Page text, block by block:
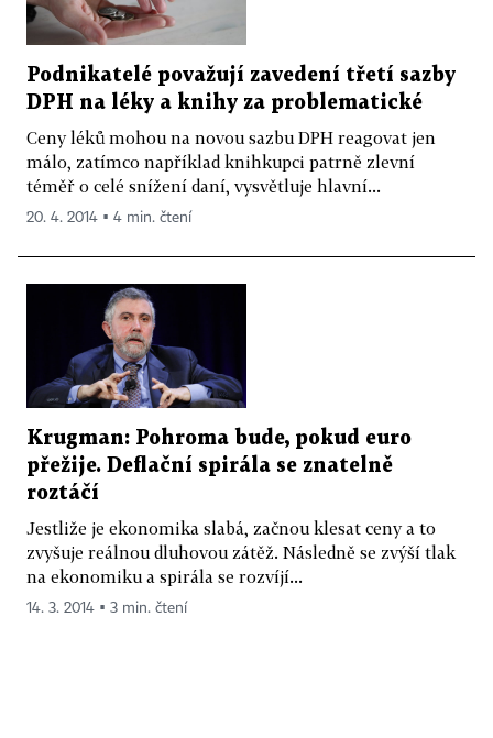
Podnikatelé považují zavedení třetí sazby
DPH na léky a knihy za problematické
Ceny léků mohou na novou sazbu DPH reagovat jen
málo, zatímco například knihkupci patrně zlevní
téměř o celé snížení daní, vysvětluje hlavní...
20. 4. 2014 ▪ 4 min. čtení
Krugman: Pohroma bude, pokud euro
přežije. Deflační spirála se znatelně
roztáčí
Jestliže je ekonomika slabá, začnou klesat ceny a to
zvyšuje reálnou dluhovou zátěž. Následně se zvýší tlak
na ekonomiku a spirála se rozvíjí...
14. 3. 2014 ▪ 3 min. čtení